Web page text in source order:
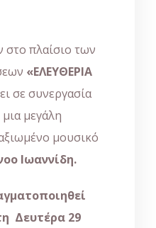
πλαίσιο των
«ΕΛΕΥΘΕΡΙΑ
σε συνεργασία
μεγάλη
μουσικό
Ιωαννίδη.
Δευτέρα 29